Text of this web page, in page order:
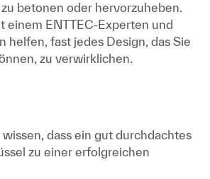
betonen oder hervorzuheben.
einem ENTTEC-Experten und
helfen, fast jedes Design, das Sie
zu verwirklichen.
dass ein gut durchdachtes
zu einer erfolgreichen